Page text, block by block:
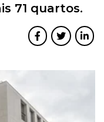
71 quartos.